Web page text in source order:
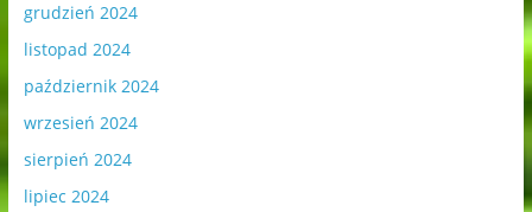
grudzień 2024
listopad 2024
październik 2024
wrzesień 2024
sierpień 2024
lipiec 2024